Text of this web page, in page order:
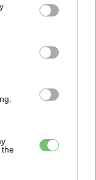
the
hatótáv –